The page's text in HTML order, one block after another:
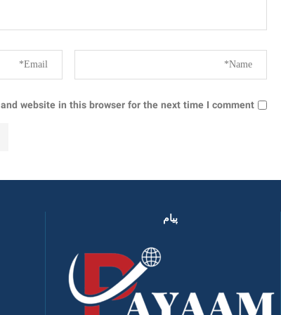
website in this browser for the next time I comment.
پیام